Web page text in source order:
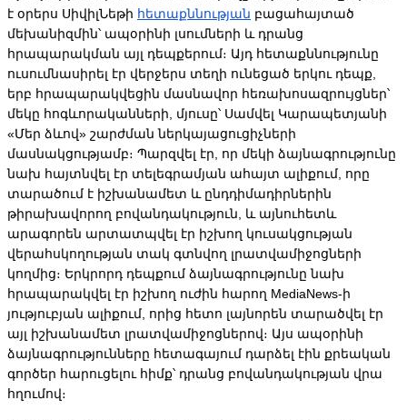
է օրերս ՍիվիլՆեթի հետաքննության բացահայտած
մեխանիզմին՝ ապօրինի լսումների և դրանց
հրապարակման այլ դեպքերում։ Այդ հետաքննությունը
ուսումնասիրել էր վերջերս տեղի ունեցած երկու դեպք,
երբ հրապարակվեցին մասնավոր հեռախոսազրույցներ՝
մեկը հոգևորականների, մյուսը՝ Սամվել Կարապետյանի
«Մեր ձևով» շարժման ներկայացուցիչների
մասնակցությամբ։ Պարզվել էր, որ մեկի ձայնագրությունը
նախ հայտնվել էր տելեգրամյան ահայտ ալիքում, որը
տարածում է իշխանամետ և ընդդիմադիրներին
թիրախավորող բովանդակություն, և այնուհետև
արագորեն արտատպվել էր իշխող կուսակցության
վերահսկողության տակ գտնվող լրատվամիջոցների
կողմից։ Երկրորդ դեպքում ձայնագրությունը նախ
հրապարակվել էր իշխող ուժին հարող MediaNews-ի
յություբյան ալիքում, որից հետո լայնորեն տարածվել էր
այլ իշխանամետ լրատվամիջոցներով։ Այս ապօրինի
ձայնագրությունները հետագայում դարձել էին քրեական
գործեր հարուցելու հիմք՝ դրանց բովանդակության վրա
հղումով։